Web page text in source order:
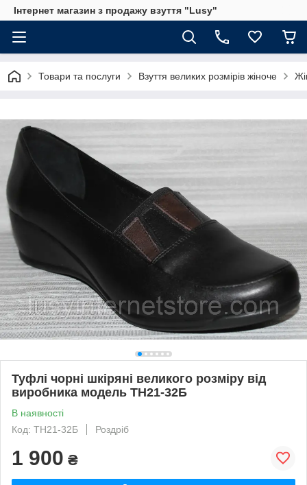
Інтернет магазин з продажу взуття "Lusy"
Товари та послуги Взуття великих розмірів жіноче
Туфлі чорні шкіряні великого розміру від
виробника модель ТН21-32Б
В наявності
Код: ТН21-32Б
Роздріб
1 900 ₴